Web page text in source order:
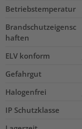
Betriebstemperatur
Brandschutzeigensc
haften
ELV konform
Gefahrgut
Halogenfrei
IP Schutzklasse